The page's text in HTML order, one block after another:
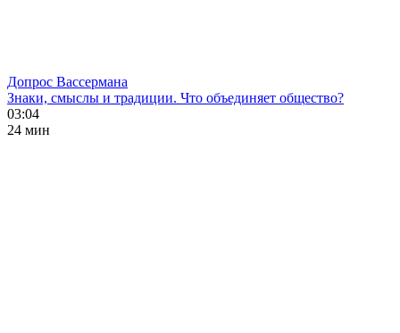
Допрос Вассермана
Знаки, смыслы и традиции. Что объединяет общество?
03:04
24 мин